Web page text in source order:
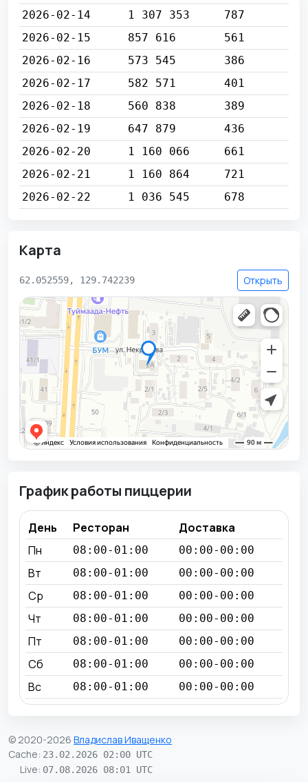
2026-02-14
1 307 353
787
2026-02-15
857 616
561
2026-02-16
573 545
386
2026-02-17
582 571
401
2026-02-18
560 838
389
2026-02-19
647 879
436
2026-02-20
1 160 066
661
2026-02-21
1 160 864
721
2026-02-22
1 036 545 678
Карта
62.052559, 129.742239 Открыть
График работы пиццерии
День Ресторан
Доставка
Пн
08:00-01:00 00:00-00:00
Вт 08:00-01:00 00:00-00:00
Ср 08:00-01:00 00:00-00:00
Чт 08:00-01:00 00:00-00:00
Пт 08:00-01:00 00:00-00:00
Сб 08:00-01:00 00:00-00:00
Вс 08:00-01:00 00:00-00:00
© 2020-2026 Владислав Иващенко
Cache: 23.02.2026 02:00 UTC
Live: 07.08.2026 08:01 UTC